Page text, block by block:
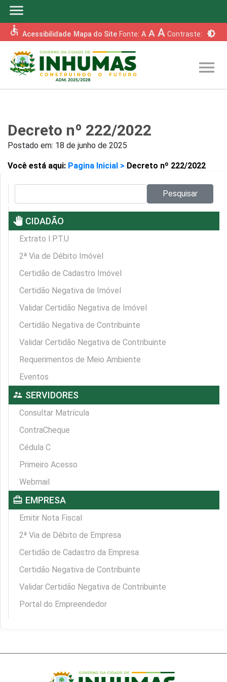
menu
accessible Acessibilidade Mapa do Site Fonte: A A A Contraste: brightness_6
menu
Decreto nº 222/2022
Postado em: 18 de junho de 2025
Você está aqui: Pagina Inicial > Decreto nº 222/2022
Pesquisar
pan_tool CIDADÃO
Extrato I.P.T.U
2ª Via de Débito Imóvel
Certidão de Cadastro Imóvel
Certidão Negativa de Imóvel
Validar Certidão Negativa de Imóvel
Certidão Negativa de Contribuinte
Validar Certidão Negativa de Contribuinte
Requerimentos de Meio Ambiente
Eventos
supervisor_account SERVIDORES
Consultar Matrícula
ContraCheque
Cédula C
Primeiro Acesso
Webmail
card_travel EMPRESA
Emitir Nota Fiscal
2ª Via de Débito de Empresa
Certidão de Cadastro da Empresa
Certidão Negativa de Contribuinte
Validar Certidão Negativa de Contribuinte
Portal do Empreendedor